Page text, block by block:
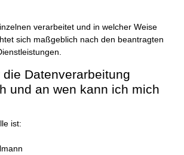
verarbeitet und in welcher Weise
sich maßgeblich nach den beantragten
die Datenverarbeitung
und an wen kann ich mich
ist: